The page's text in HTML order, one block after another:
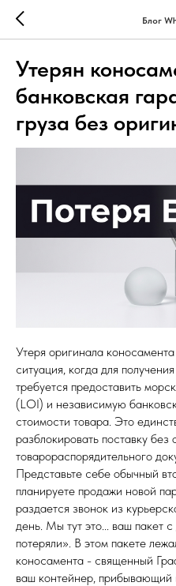
Блог
Утерян
банковская
груза без
Утеря оригинала
ситуация, когда для
требуется предоставить
(LOI) и независимую
стоимости товара. Это
разблокировать поставку без
товарораспорядительного
Представьте себе обычный
планируете продажи новой
раздается звонок из
день. Мы тут это... ваш пакет
потеряли». В этом пакете
коносамента - священный
ваш контейнер, прибывающий